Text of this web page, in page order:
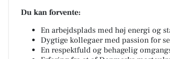
Du kan forvente:
En arbejdsplads med høj energi og
Dygtige kollegaer med passion for
En respektfuld og behagelig